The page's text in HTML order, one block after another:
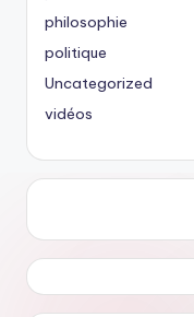
philosophie
politique
Uncategorized
vidéos